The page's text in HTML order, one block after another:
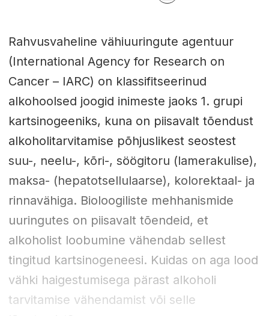
Rahvusvaheline vähiuuringute agentuur
(International Agency for Research on
Cancer – IARC) on klassifitseerinud
alkohoolsed joogid inimeste jaoks 1. grupi
kartsinogeeniks, kuna on piisavalt tõendust
alkoholitarvitamise põhjuslikest seostest
suu-, neelu-, kõri-, söögitoru (lamerakulise),
maksa- (hepatotsellulaarse), kolorektaal- ja
rinnavähiga. Bioloogiliste mehhanismide
uuringutes on piisavalt tõendeid, et
alkoholist loobumine vähendab sellest
tingitud kartsinogeneesi. Kuidas on aga lood
vähki haigestumisega pärast alkoholi
tarvitamise vähendamist või selle